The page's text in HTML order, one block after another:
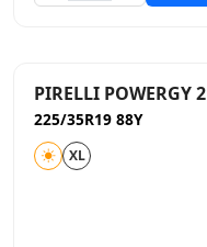
PIRELLI POWERGY 2
225/35R19 88Y
XL